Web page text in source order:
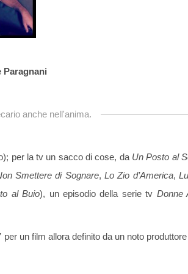
Paragnani
anche nell'anima.
per la tv un sacco di cose, da Un Posto al
Smettere di Sognare,Lo Zio d’America,
al Buio), un episodio della serie tv Donne
un film allora definito da un noto produttore